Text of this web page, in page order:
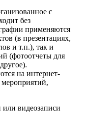
с
без
применяются
(в презентациях,
и т.п.), так и
(фотоотчеты для
на интернет-
мероприятий,
видеозаписи